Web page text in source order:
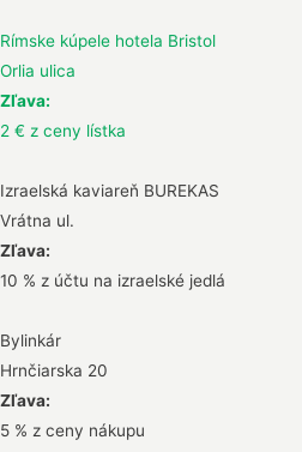
Rímske kúpele hotela Bristol
Orlia ulica
Zľava:
2 € z ceny lístka
Izraelská kaviareň BUREKAS
Vrátna ul.
Zľava:
10 % z účtu na izraelské jedlá
Bylinkár
Hrnčiarska 20
Zľava:
5 % z ceny nákupu